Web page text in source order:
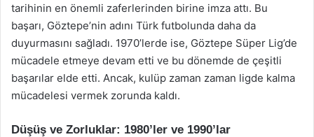
tarihinin en önemli zaferlerinden birine imza attı. Bu
başarı, Göztepe’nin adını Türk futbolunda daha da
duyurmasını sağladı. 1970’lerde ise, Göztepe Süper Lig’de
mücadele etmeye devam etti ve bu dönemde de çeşitli
başarılar elde etti. Ancak, kulüp zaman zaman ligde kalma
mücadelesi vermek zorunda kaldı.
Düşüş ve Zorluklar: 1980’ler ve 1990’lar